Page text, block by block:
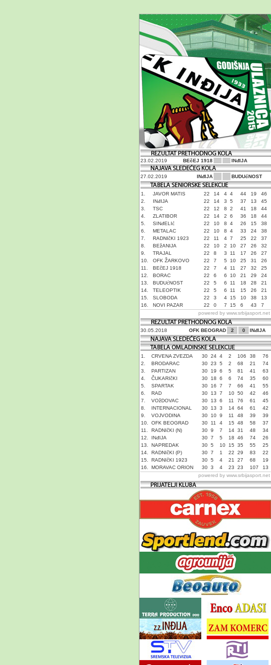
23.02.2019 BEčEJ 1918 INđIJA
27.02.2019 INđIJA BUDUćNOST
1. JAVOR MATIS 22 14 4 4 44 19
46
2.
INđIJA 22 14 3 5 37 13
45
3.
TSC 22 12 8 2 41 18
44
4.
ZLATIBOR 22 14 2 6 36 18
44
5.
SINđELIć 22 10 8 4 26 15
38
6.
METALAC 22 10 8 4 33 24
38
7.
RADNIčKI 1923 22 11 4 7 25 22
37
8.
BEžANIJA 22 10 2 10 27 26
32
9.
TRAJAL 22 8 3 11 17 26
27
10.
OFK ŽARKOVO 22 7 5 10 25 31
26
11.
BEčEJ 1918 22 7 4 11 27 32
25
12.
BORAC 22 6 6 10 21 29
24
13.
BUDUćNOST 22 5 6 11 18 28
21
14.
TELEOPTIK 22 5 6 11 15 26
21
15.
SLOBODA 22 3 4 15 10 38
13
16.
NOVI PAZAR 22 0 7 15 6 43
7
powered by www.srbijasport.net
30.05.2018 OFK BEOGRAD 2 0 INđIJA
1. CRVENA ZVEZDA 30 24 4 2 106 38
76
2.
BRODARAC 30 23 5 2 68 21
74
3.
PARTIZAN 30 19 6 5 81 41
63
4.
ČUKARIčKI 30 18 6 6 74 35
60
5.
SPARTAK 30 16 7 7 66 41
55
6.
RAD 30 13 7 10 50 42
46
7.
VOžDOVAC 30 13 6 11 76 61
45
8.
INTERNACIONAL 30 13 3 14 64 61
42
9.
VOJVODINA 30 10 9 11 48 39
39
10.
OFK BEOGRAD 30 11 4 15 48 58
37
11.
RADNIčKI (N) 30 9 7 14 31 48
34
12.
INđIJA 30 7 5 18 46 74
26
13.
NAPREDAK 30 5 10 15 35 55
25
14.
RADNIčKI (P) 30 7 1 22 29 83
22
15.
RADNIčKI 1923 30 5 4 21 27 68
19
16.
MORAVAC ORION 30 3 4 23 23 107
13
powered by www.srbijasport.net